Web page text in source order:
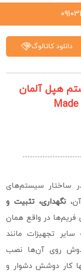
هپل آلمان
دانلود کاتالوگ
ساختار سیستم‌های
نگهداری، تثبیت و
فریم‌ها در واقع همان
سایر تجهیزات مانند
روی آن‌ها نصب
کار دوشش دشوار و